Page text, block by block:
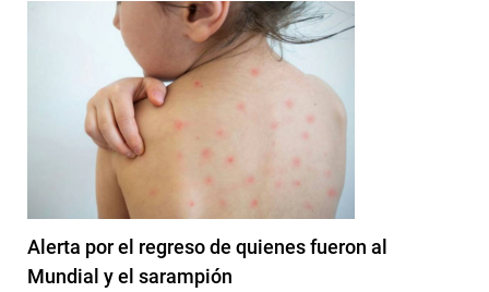
Alerta por el regreso de quienes fueron al
Mundial y el sarampión